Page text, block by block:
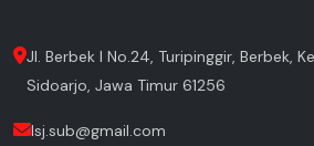
Jl. Berbek I No.24, Turipinggir, Berbek,
Sidoarjo, Jawa Timur 61256
lsj.sub@gmail.com